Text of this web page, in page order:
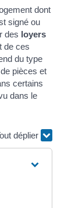
dont
signé ou
des loyers
de ces
du type
pièces et
certains
dans le
déplier